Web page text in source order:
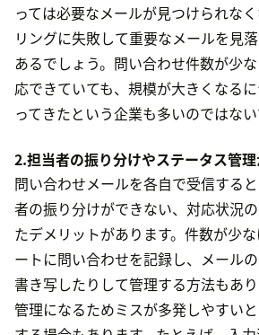
っては必要なメールが見つけられな
リングに失敗して重要なメールを見
あるでしょう。問い合わせ件数が少
応できていても、規模が大きくなる
ってきたという企業も多いのではない
2.担当者の振り分けやステータス管
問い合わせメールを各自で受信する
者の振り分けができない、対応状況
たデメリットがあります。件数が少
ートに問い合わせを記録し、メール
書き写したりして管理する方法もあ
管理になるためミスが多発しやすい